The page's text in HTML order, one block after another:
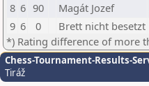
8 6 90 Magát Jozef
9 6 0 Brett nicht besetzt
*) Rating difference of more
Chess-Tournament-Results-
Tiráž